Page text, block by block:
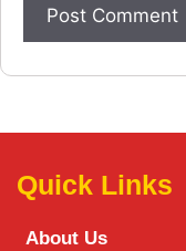
Quick Links
About Us